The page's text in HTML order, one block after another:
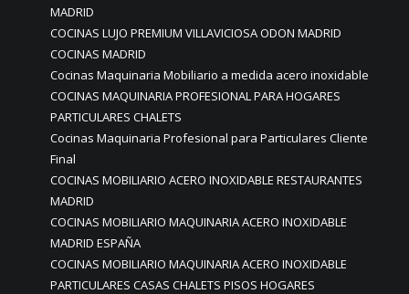
MADRID
COCINAS LUJO PREMIUM VILLAVICIOSA ODON MADRID
COCINAS MADRID
Cocinas Maquinaria Mobiliario a medida acero inoxidable
COCINAS MAQUINARIA PROFESIONAL PARA HOGARES
PARTICULARES CHALETS
Cocinas Maquinaria Profesional para Particulares Cliente
Final
COCINAS MOBILIARIO ACERO INOXIDABLE RESTAURANTES
MADRID
COCINAS MOBILIARIO MAQUINARIA ACERO INOXIDABLE
MADRID ESPAÑA
COCINAS MOBILIARIO MAQUINARIA ACERO INOXIDABLE
PARTICULARES CASAS CHALETS PISOS HOGARES